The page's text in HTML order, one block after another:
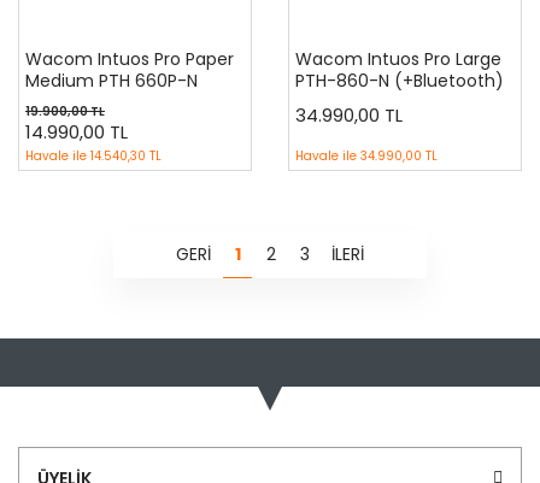
Wacom Intuos Pro Paper
Medium PTH 660P-N
(+Bluetooth)
19.900,00 TL
14.990,00 TL
Havale ile 14.540,30 TL
Wacom Intuos Pro Large
PTH-860-N (+Bluetooth)
34.990,00 TL
Havale ile 34.990,00 TL
1 2 3
ÜYELİK